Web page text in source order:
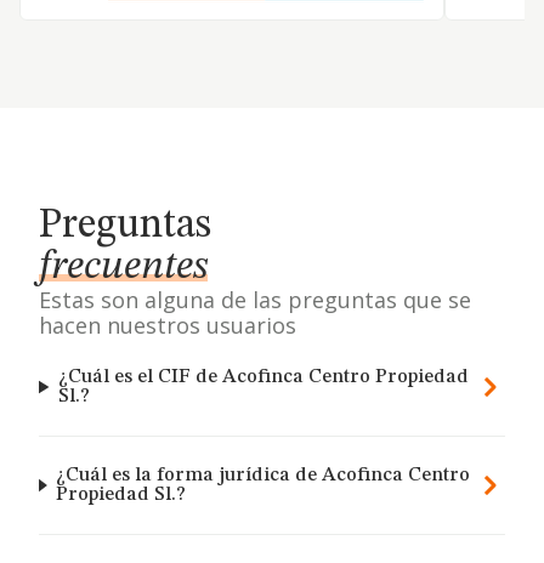
Preguntas
frecuentes
Estas son alguna de las preguntas que se
hacen nuestros usuarios
¿Cuál es el CIF de Acofinca Centro Propiedad
Sl.?
¿Cuál es la forma jurídica de Acofinca Centro
Propiedad Sl.?